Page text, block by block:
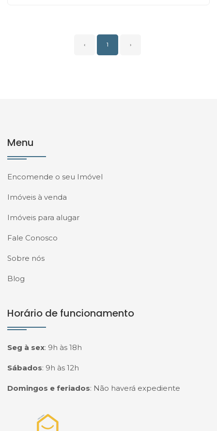
‹ 1 ›
Menu
Encomende o seu Imóvel
Imóveis à venda
Imóveis para alugar
Fale Conosco
Sobre nós
Blog
Horário de funcionamento
Seg à sex: 9h às 18h
Sábados: 9h às 12h
Domingos e feriados: Não haverá expediente
Página inicial